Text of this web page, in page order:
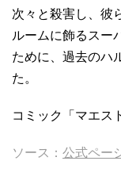
次々と殺害し、彼
ルームに飾るスー
ために、過去のハ
た。
コミック「マエス
ソース： 公式ペー